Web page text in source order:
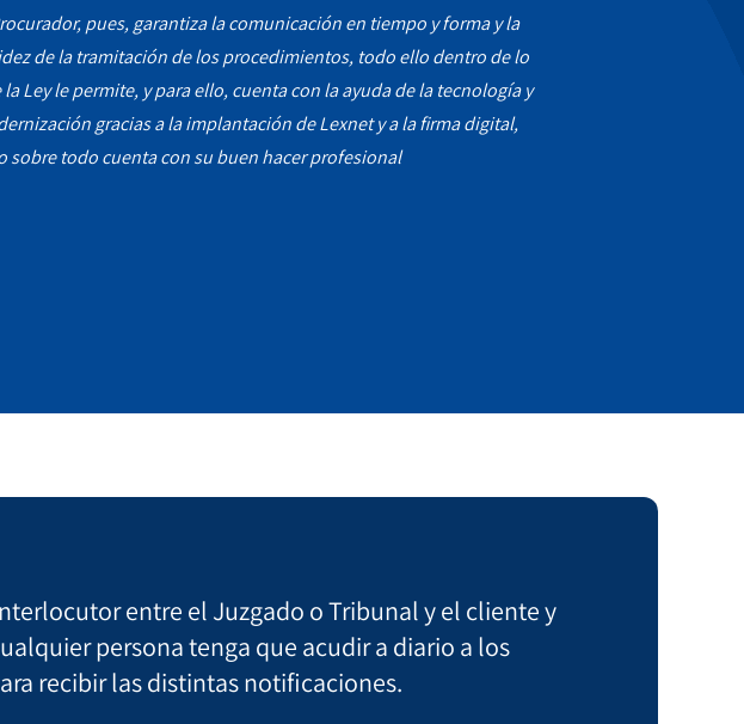
pues, garantiza la comunicación en tiempo y forma y la
de la tramitación de los procedimientos, todo ello dentro de lo
la Ley le permite, y para ello, cuenta con la ayuda de la tecnología y
gracias a la implantación de Lexnet y a la firma digital,
sobre todo cuenta con su buen hacer profesional
entre el Juzgado o Tribunal y el cliente y
persona tenga que acudir a diario a los
recibir las distintas notificaciones.